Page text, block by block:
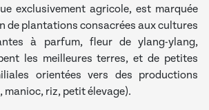
exclusivement agricole, est marquée
de plantations consacrées aux cultures
à parfum, fleur de ylang-ylang,
les meilleures terres, et de petites
orientées vers des productions
manioc, riz, petit élevage).